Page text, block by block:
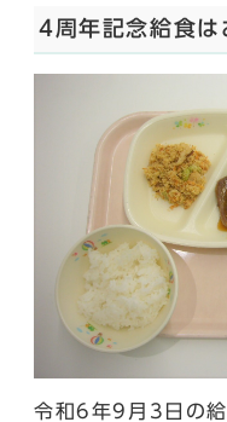
4周年記念給食は
令和6年9月3日の